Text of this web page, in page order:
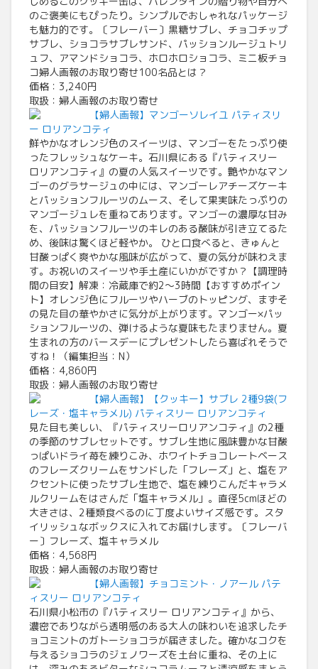
のご褒美にもぴったり。シンプルでおしゃれなパッケージ
も魅力的です。〔フレーバー〕黒糖サブレ、チョコチップ
サブレ、ショコラサブレサンド、パッションルージュトリ
ュフ、アマンドショコラ、ホロホロショコラ、ミニ板チョ
コ婦人画報のお取り寄せ100名品とは？
価格：3,240円
取扱：婦人画報のお取り寄せ
【婦人画報】マンゴーソレイユ パティスリ
ー ロリアンコティ
鮮やかなオレンジ色のスイーツは、マンゴーをたっぷり使
ったフレッシュなケーキ。石川県にある『パティスリー
ロリアンコティ』の夏の人気スイーツです。艶やかなマン
ゴーのグラサージュの中には、マンゴーレアチーズケーキ
とパッションフルーツのムース、そして果実味たっぷりの
マンゴージュレを重ねてあります。マンゴーの濃厚な甘み
を、パッションフルーツのキレのある酸味が引き立てるた
め、後味は驚くほど軽やか。 ひと口食べると、きゅんと
甘酸っぱく爽やかな風味が広がって、夏の気分が味わえま
す。お祝いのスイーツや手土産にいかがですか？【調理時
間の目安】解凍：冷蔵庫で約2～3時間【おすすめポイン
ト】オレンジ色にフルーツやハーブのトッピング、まずそ
の見た目の華やかさに気分が上がります。マンゴー×パッ
ションフルーツの、弾けるような夏味もたまりません。夏
生まれの方のバースデーにプレゼントしたら喜ばれそうで
すね！（編集担当：N）
価格：4,860円
取扱：婦人画報のお取り寄せ
【婦人画報】【クッキー】サブレ 2種9袋(フ
レーズ・塩キャラメル) パティスリー ロリアンコティ
見た目も美しい、『パティスリーロリアンコティ』の2種
の季節のサブレセットです。サブレ生地に風味豊かな甘酸
っぱいドライ苺を練りこみ、ホワイトチョコレートベース
のフレーズクリームをサンドした「フレーズ」と、塩をア
クセントに使ったサブレ生地で、塩を練りこんだキャラメ
ルクリームをはさんだ「塩キャラメル」。直径5cmほどの
大きさは、2種類食べるのに丁度よいサイズ感です。スタ
イリッシュなボックスに入れてお届けします。〔フレーバ
ー〕フレーズ、塩キャラメル
価格：4,568円
取扱：婦人画報のお取り寄せ
【婦人画報】チョコミント・ノアール パテ
ィスリー ロリアンコティ
石川県小松市の『パティスリー ロリアンコティ』から、
濃密でありながら透明感のある大人の味わいを追求したチ
ョコミントのガトーショコラが届きました。確かなコクを
与えるショコラのジェノワーズを土台に重ね、その上に